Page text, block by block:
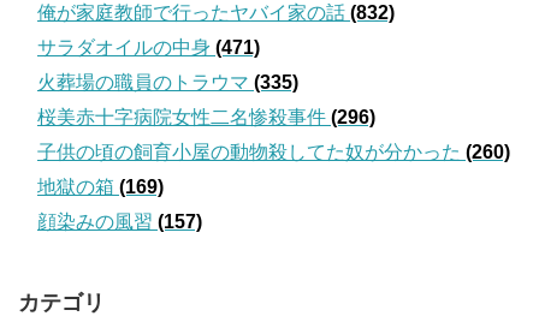
俺が家庭教師で行ったヤバイ家の話 (832)
サラダオイルの中身 (471)
火葬場の職員のトラウマ (335)
桜美赤十字病院女性二名惨殺事件 (296)
子供の頃の飼育小屋の動物殺してた奴が分かった (260)
地獄の箱 (169)
顔染みの風習 (157)
カテゴリ